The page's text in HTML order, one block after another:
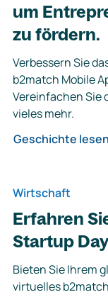
um
zu fördern.
Verbessern Sie
b2match Mobile
Vereinfachen Sie
vieles mehr.
Geschichte lesen
Wirtschaft
Erfahren
Startup
Bieten Sie Ihrem
virtuelles